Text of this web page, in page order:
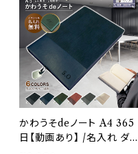
かわうそdeノート A4 365
日【動画あり】 /名入れ ダイ